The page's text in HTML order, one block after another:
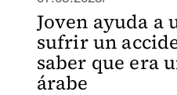
Joven ayuda a
sufrir un
saber que era
árabe